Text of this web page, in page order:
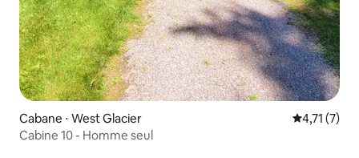
Cabane ⋅ West Glacier Évaluation
4,71 (7)
Cabine 10 - Homme seul